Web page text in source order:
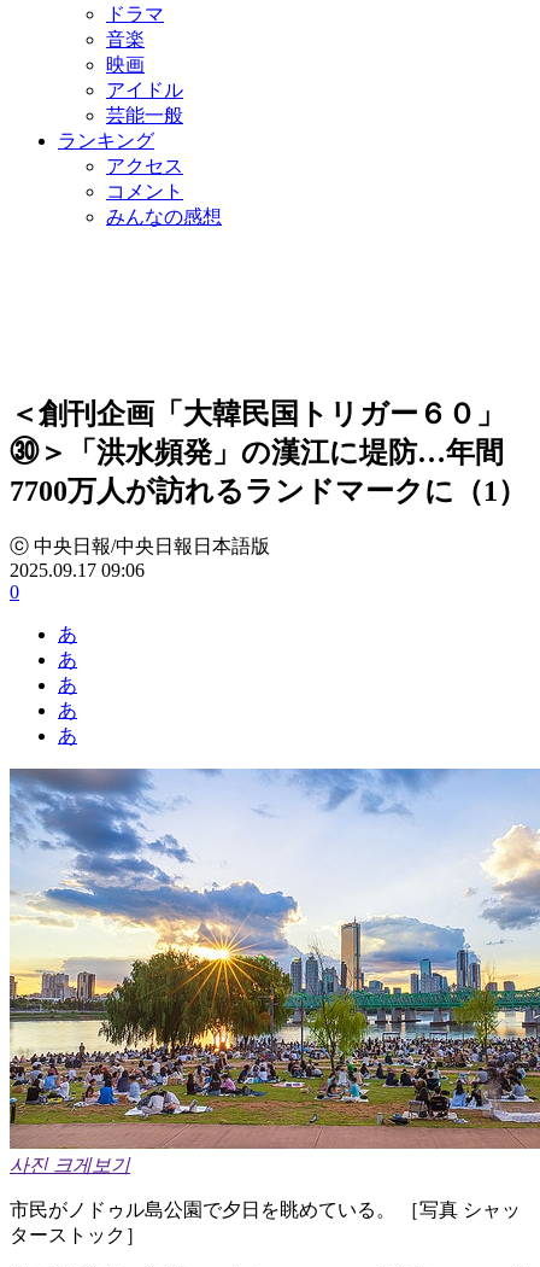
ドラマ
音楽
映画
アイドル
芸能一般
ランキング
アクセス
コメント
みんなの感想
＜創刊企画「大韓民国トリガー６０」
㉚＞「洪水頻発」の漢江に堤防…年間
7700万人が訪れるランドマークに（1）
ⓒ 中央日報/中央日報日本語版
2025.09.17 09:06
0
あ
あ
あ
あ
あ
사진 크게보기
市民がノドゥル島公園で夕日を眺めている。 ［写真 シャッ
ターストック］